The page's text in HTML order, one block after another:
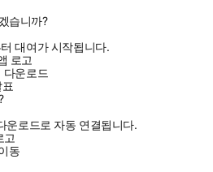
습니까?
대여가 시작됩니다.
다운로드
운로드로 자동 연결됩니다.
동